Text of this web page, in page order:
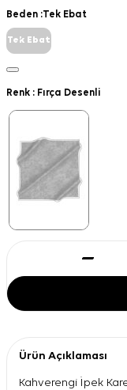
Beden :Tek Ebat
Tek Ebat
Renk : Fırça Desenli
Ürün Açıklaması
Kahverengi İpek